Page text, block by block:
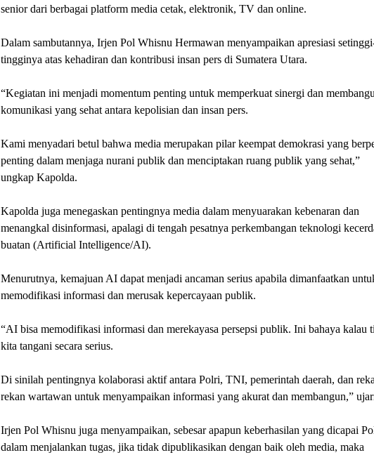
senior dari berbagai platform media cetak, elektronik, TV dan online.
Dalam sambutannya, Irjen Pol Whisnu Hermawan menyampaikan apresiasi
tingginya atas kehadiran dan kontribusi insan pers di Sumatera Utara.
“Kegiatan ini menjadi momentum penting untuk memperkuat sinergi dan
komunikasi yang sehat antara kepolisian dan insan pers.
Kami menyadari betul bahwa media merupakan pilar keempat demokrasi yang
penting dalam menjaga nurani publik dan menciptakan ruang publik yang sehat,”
ungkap Kapolda.
Kapolda juga menegaskan pentingnya media dalam menyuarakan kebenaran dan
menangkal disinformasi, apalagi di tengah pesatnya perkembangan teknologi
buatan (Artificial Intelligence/AI).
Menurutnya, kemajuan AI dapat menjadi ancaman serius apabila dimanfaatkan
memodifikasi informasi dan merusak kepercayaan publik.
“AI bisa memodifikasi informasi dan merekayasa persepsi publik. Ini bahaya kalau
kita tangani secara serius.
Di sinilah pentingnya kolaborasi aktif antara Polri, TNI, pemerintah daerah, dan
rekan wartawan untuk menyampaikan informasi yang akurat dan membangun,”
Irjen Pol Whisnu juga menyampaikan, sebesar apapun keberhasilan yang dicapai
dalam menjalankan tugas, jika tidak dipublikasikan dengan baik oleh media, maka